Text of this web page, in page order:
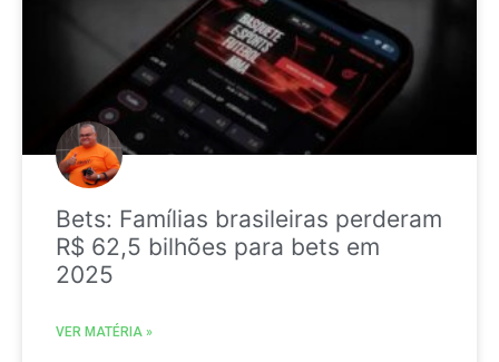
Bets: Famílias brasileiras perderam
R$ 62,5 bilhões para bets em
2025
VER MATÉRIA »